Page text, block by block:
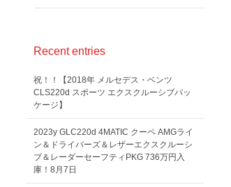
Recent entries
祝！！【2018年 メルセデス・ベンツ
CLS220d スポーツ エクスクルーシブパッ
ケージ】
2023y GLC220d 4MATIC クーペ AMGライ
ン＆ドライバーズ＆レザーエクスクルーシ
ブ＆レーダーセーフティPKG 736万円入
庫！8月7日